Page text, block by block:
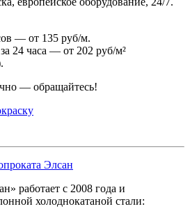
— от 135 руб/м.
24 часа — от 202 руб/м²
— обращайтесь!
работает с 2008 года и
холоднокатаной стали: